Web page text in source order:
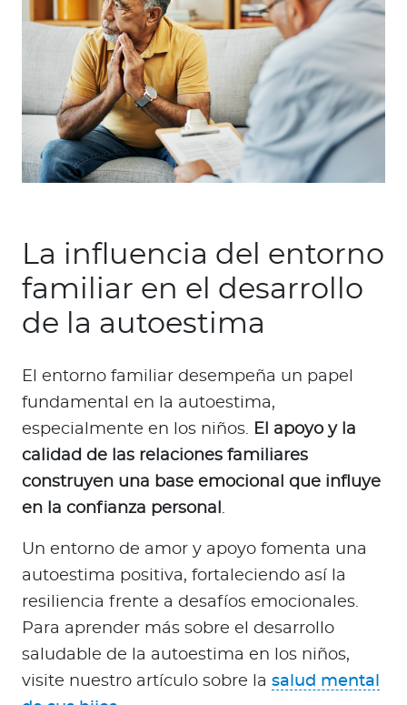
La influencia del entorno
familiar en el desarrollo
de la autoestima
El entorno familiar desempeña un papel
fundamental en la autoestima,
especialmente en los niños. El apoyo y la
calidad de las relaciones familiares
construyen una base emocional que influye
en la confianza personal .
Un entorno de amor y apoyo fomenta una
autoestima positiva, fortaleciendo así la
resiliencia frente a desafíos emocionales.
Para aprender más sobre el desarrollo
saludable de la autoestima en los niños,
visite nuestro artículo sobre la salud mental